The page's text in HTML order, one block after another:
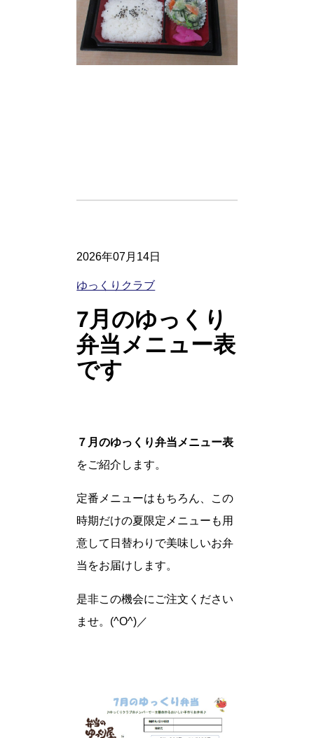
2026年07月14日
ゆっくりクラブ
7月のゆっくり
弁当メニュー表
です
７月のゆっくり弁当メニュー表
をご紹介します。
定番メニューはもちろん、この
時期だけの夏限定メニューも用
意して日替わりで美味しいお弁
当をお届けします。
是非この機会にご注文ください
ませ。(^O^)／